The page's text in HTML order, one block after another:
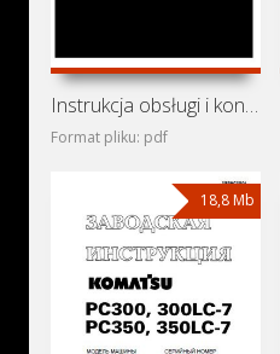
Instrukcja obsługi i konserwacji wozidła technologicznego
Format pliku: pdf
18,8 Mb